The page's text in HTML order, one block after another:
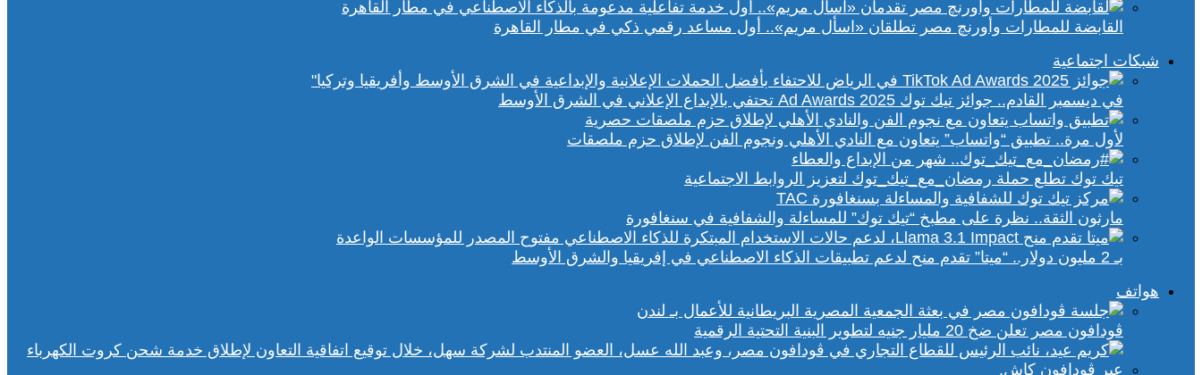
القابضة للمطارات وأورنچ مصر تطلقان «اسأل مريم».. أول مساعد رقمي ذكي في مطار القاهرة
شبكات اجتماعية
في ديسمبر القادم.. جوائز تيك توك Ad Awards 2025 تحتفي بالإبداع الإعلاني في الشرق الأوسط
لأول مرة.. تطبيق “واتساب” يتعاون مع النادي الأهلي ونجوم الفن لإطلاق حزم ملصقات
تيك توك تطلع حملة رمضان_مع_تيك_توك لتعزيز الروابط الاجتماعية
مارثون الثقة.. نظرة على مطبخ “تيك توك” للمساءلة والشفافية في سنغافورة
بـ 2 مليون دولار.. “ميتا” تقدم منح لدعم تطبيقات الذكاء الاصطناعي في إفريقيا والشرق الأوسط
هواتف
ڤودافون مصر تعلن ضخ 20 مليار جنيه لتطوير البنية التحتية الرقمية